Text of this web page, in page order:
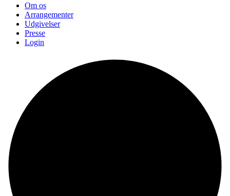
Om os
Arrangementer
Udgivelser
Presse
Login